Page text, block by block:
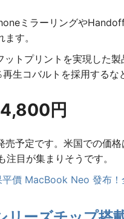
ミラーリングや
す。
トプリントを実現した
生コバルトを採用するな
円
予定です。米国での価
目が集まりそうです。
平價 MacBook Neo 發布